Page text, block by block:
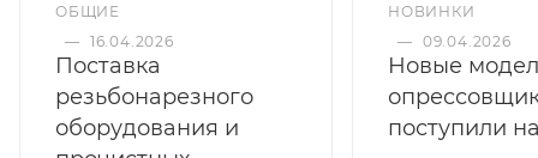
ОБЩИЕ
— 16.04.2026
Поставка
резьбонарезного
оборудования и
НОВИНКИ
— 09.04.2026
Новые
поступили